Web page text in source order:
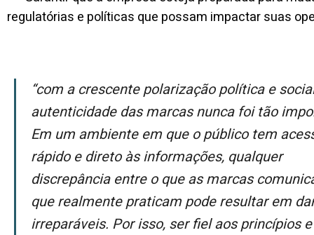
regulatórias e políticas que possam impactar suas
“Com a crescente polarização política e social, a
autenticidade das marcas nunca foi tão
Em um ambiente em que o público tem
rápido e direto às informações, qualquer
discrepância entre o que as marcas
que realmente praticam pode resultar em
irreparáveis. Por isso, ser fiel aos princípios e